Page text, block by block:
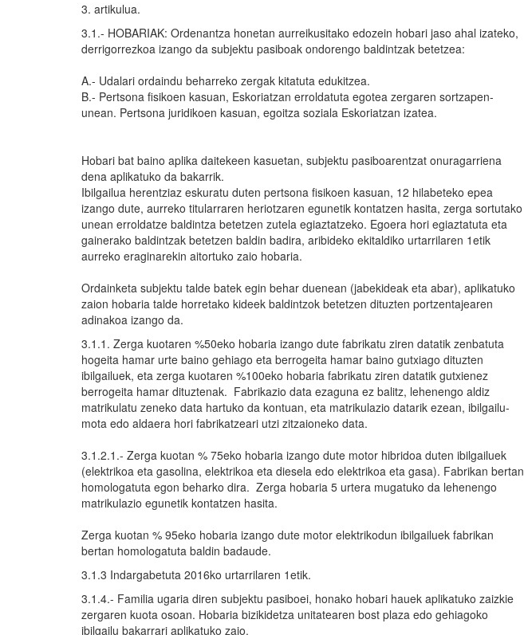
3. artikulua.
3.1.- HOBARIAK: Ordenantza honetan aurreikusitako edozein hobari jaso ahal izateko,
derrigorrezkoa izango da subjektu pasiboak ondorengo baldintzak betetzea:
A.- Udalari ordaindu beharreko zergak kitatuta edukitzea.
B.- Pertsona fisikoen kasuan, Eskoriatzan erroldatuta egotea zergaren sortzapen-
unean. Pertsona juridikoen kasuan, egoitza soziala Eskoriatzan izatea.
Hobari bat baino aplika daitekeen kasuetan, subjektu pasiboarentzat onuragarriena
dena aplikatuko da bakarrik.
Ibilgailua herentziaz eskuratu duten pertsona fisikoen kasuan, 12 hilabeteko epea
izango dute, aurreko titularraren heriotzaren egunetik kontatzen hasita, zerga sortutako
unean erroldatze baldintza betetzen zutela egiaztatzeko. Egoera hori egiaztatuta eta
gainerako baldintzak betetzen baldin badira, aribideko ekitaldiko urtarrilaren 1etik
aurreko eraginarekin aitortuko zaio hobaria.
Ordainketa subjektu talde batek egin behar duenean (jabekideak eta abar), aplikatuko
zaion hobaria talde horretako kideek baldintzok betetzen dituzten portzentajearen
adinakoa izango da.
3.1.1. Zerga kuotaren %50eko hobaria izango dute fabrikatu ziren datatik zenbatuta
hogeita hamar urte baino gehiago eta berrogeita hamar baino gutxiago dituzten
ibilgailuek, eta zerga kuotaren %100eko hobaria fabrikatu ziren datatik gutxienez
berrogeita hamar dituztenak. Fabrikazio data ezaguna ez balitz, lehenengo aldiz
matrikulatu zeneko data hartuko da kontuan, eta matrikulazio datarik ezean, ibilgailu-
mota edo aldaera hori fabrikatzeari utzi zitzaioneko data.
3.1.2.1.- Zerga kuotan % 75eko hobaria izango dute motor hibridoa duten ibilgailuek
(elektrikoa eta gasolina, elektrikoa eta diesela edo elektrikoa eta gasa). Fabrikan bertan
homologatuta egon beharko dira. Zerga hobaria 5 urtera mugatuko da lehenengo
matrikulazio egunetik kontatzen hasita.
Zerga kuotan % 95eko hobaria izango dute motor elektrikodun ibilgailuek fabrikan
bertan homologatuta baldin badaude.
3.1.3 Indargabetuta 2016ko urtarrilaren 1etik.
3.1.4.- Familia ugaria diren subjektu pasiboei, honako hobari hauek aplikatuko zaizkie
zergaren kuota osoan. Hobaria bizikidetza unitatearen bost plaza edo gehiagoko
ibilgailu bakarrari aplikatuko zaio.